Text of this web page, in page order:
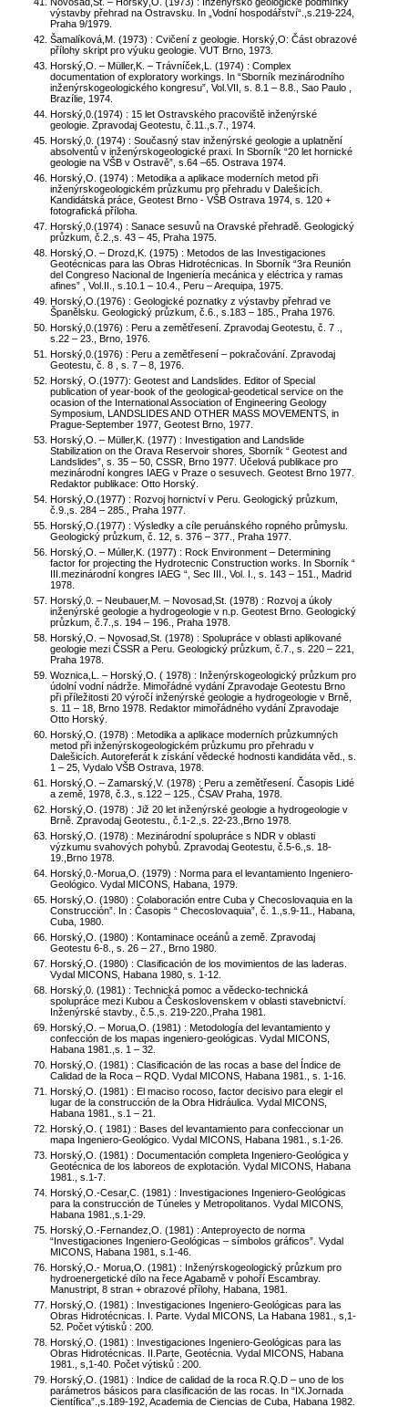
výstavby přehrad na Ostravsku. In „Vodní hospodářství“.,s.219-224,
Praha 9/1979.
Šamalíková,M. (1973) : Cvičení z geologie. Horský,O: Část obrazové
přílohy skript pro výuku geologie. VUT Brno, 1973.
Horský,O. – Müller,K. – Trávníček,L. (1974) : Complex
documentation of exploratory workings. In “Sborník mezinárodního
inženýrskogeologického kongresu”, Vol.VII, s. 8.1 – 8.8., Sao Paulo ,
Brazílie, 1974.
Horský,0.(1974) : 15 let Ostravského pracoviště inženýrské
geologie. Zpravodaj Geotestu, č.11.,s.7., 1974.
Horský,0. (1974) : Současný stav inženýrské geologie a uplatnění
absolventů v inženýrskogeologické praxi. In Sborník “20 let hornické
geologie na VŠB v Ostravě”, s.64 –65. Ostrava 1974.
Horský,O. (1974) : Metodika a aplikace moderních metod při
inženýrskogeologickém průzkumu pro přehradu v Dalešicích.
Kandidátská práce, Geotest Brno - VŠB Ostrava 1974, s. 120 +
fotografická příloha.
Horský,0.(1974) : Sanace sesuvů na Oravské přehradě. Geologický
průzkum, č.2.,s. 43 – 45, Praha 1975.
Horský,O. – Drozd,K. (1975) : Metodos de las Investigaciones
Geotécnicas para las Obras Hidrotécnicas. In Sborník “3ra Reunión
del Congreso Nacional de Ingeniería mecánica y eléctrica y ramas
afines” , Vol.II., s.10.1 – 10.4., Peru – Arequipa, 1975.
Horský,O.(1976) : Geologické poznatky z výstavby přehrad ve
Španělsku. Geologický průzkum, č.6., s.183 – 185., Praha 1976.
Horský,0.(1976) : Peru a zemětřesení. Zpravodaj Geotestu, č. 7 .,
s.22 – 23., Brno, 1976.
Horský,0.(1976) : Peru a zemětřesení – pokračování. Zpravodaj
Geotestu, č. 8 , s. 7 – 8, 1976.
Horský, O.(1977): Geotest and Landslides. Editor of Special
publication of year-book of the geological-geodetical service on the
ocasion of the International Association of Engineering Geology
Symposium, LANDSLIDES AND OTHER MASS MOVEMENTS, in
Prague-September 1977, Geotest Brno, 1977.
Horský,O. – Müller,K. (1977) : Investigation and Landslide
Stabilization on the Orava Reservoir shores. Sborník “ Geotest and
Landslides”, s. 35 – 50, CSSR, Brno 1977. Účelová publikace pro
mezinárodní kongres IAEG v Praze o sesuvech. Geotest Brno 1977.
Redaktor publikace: Otto Horský.
Horský,O.(1977) : Rozvoj hornictví v Peru. Geologický průzkum,
č.9.,s. 284 – 285., Praha 1977.
Horský,O.(1977) : Výsledky a cíle peruánského ropného průmyslu.
Geologický průzkum, č. 12, s. 376 – 377., Praha 1977.
Horský,O. – Múller,K. (1977) : Rock Environment – Determining
factor for projecting the Hydrotecnic Construction works. In Sborník “
III.mezinárodní kongres IAEG “, Sec III., Vol. I., s. 143 – 151., Madrid
1978.
Horský,0. – Neubauer,M. – Novosad,St. (1978) : Rozvoj a úkoly
inženýrské geologie a hydrogeologie v n.p. Geotest Brno. Geologický
průzkum, č.7.,s. 194 – 196., Praha 1978.
Horský,O. – Novosad,St. (1978) : Spolupráce v oblasti aplikované
geologie mezi ČSSR a Peru. Geologický průzkum, č.7., s. 220 – 221,
Praha 1978.
Woznica,L. – Horský,O. ( 1978) : Inženýrskogeologický průzkum pro
údolní vodní nádrže. Mimořádné vydání Zpravodaje Geotestu Brno
při příležitosti 20 výročí inženýrské geologie a hydrogeologie v Brně,
s. 11 – 18, Brno 1978. Redaktor mimořádného vydání Zpravodaje
Otto Horský.
Horský,O. (1978) : Metodika a aplikace moderních průzkumných
metod při inženýrskogeologickém průzkumu pro přehradu v
Dalešicích. Autoreferát k získání vědecké hodnosti kandidáta věd., s.
1 – 25, Vydalo VŠB Ostrava, 1978.
Horský,O. – Zamarský,V. (1978) : Peru a zemětřesení. Časopis Lidé
a země, 1978, č.3., s.122 – 125., ČSAV Praha, 1978.
Horský,O. (1978) : Již 20 let inženýrské geologie a hydrogeologie v
Brně. Zpravodaj Geotestu., č.1-2.,s. 22-23.,Brno 1978.
Horský,O. (1978) : Mezinárodní spolupráce s NDR v oblasti
výzkumu svahových pohybů. Zpravodaj Geotestu, č.5-6.,s. 18-
19.,Brno 1978.
Horský,0.-Morua,O. (1979) : Norma para el levantamiento Ingeniero-
Geológico. Vydal MICONS, Habana, 1979.
Horský,O. (1980) : Colaboración entre Cuba y Checoslovaquia en la
Construcción”. In : Časopis “ Checoslovaquia”, č. 1.,s.9-11., Habana,
Cuba, 1980.
Horský,O. (1980) : Kontaminace oceánů a země. Zpravodaj
Geotestu 6-8., s. 26 – 27., Brno 1980.
Horský,O. (1980) : Clasificación de los movimientos de las laderas.
Vydal MICONS, Habana 1980, s. 1-12.
Horský,0. (1981) : Technická pomoc a vědecko-technická
spolupráce mezi Kubou a Československem v oblasti stavebnictví.
Inženýrské stavby., č.5.,s. 219-220.,Praha 1981.
Horský,O. – Morua,O. (1981) : Metodología del levantamiento y
confección de los mapas ingeniero-geológicas. Vydal MICONS,
Habana 1981.,s. 1 – 32.
Horský,O. (1981) : Clasificación de las rocas a base del Índice de
Calidad de la Roca – RQD. Vydal MICONS, Habana 1981., s. 1-16.
Horský,O. (1981) : El maciso rocoso, factor decisivo para elegir el
lugar de la construcción de la Obra Hidráulica. Vydal MICONS,
Habana 1981., s.1 – 21.
Horský,O. ( 1981) : Bases del levantamiento para confeccionar un
mapa Ingeniero-Geológico. Vydal MICONS, Habana 1981., s.1-26.
Horský,O. (1981) : Documentación completa Ingeniero-Geológica y
Geotécnica de los laboreos de explotación. Vydal MICONS, Habana
1981., s.1-7.
Horský,O.-Cesar,C. (1981) : Investigaciones Ingeniero-Geológicas
para la construcción de Túneles y Metropolitanos. Vydal MICONS,
Habana 1981.,s.1-29.
Horský,O.-Fernandez,O. (1981) : Anteproyecto de norma
“Investigaciones Ingeniero-Geológicas – símbolos gráficos”. Vydal
MICONS, Habana 1981, s.1-46.
Horský,O.- Morua,O. (1981) : Inženýrskogeologický průzkum pro
hydroenergetické dílo na řece Agabamě v pohoří Escambray.
Manustript, 8 stran + obrazové přílohy, Habana, 1981.
Horský,O. (1981) : Investigaciones Ingeniero-Geológicas para las
Obras Hidrotécnicas. I. Parte. Vydal MICONS, La Habana 1981., s,1-
52. Počet výtisků : 200.
Horský,O. (1981) : Investigaciones Ingeniero-Geológicas para las
Obras Hidrotécnicas. II.Parte, Geotécnia. Vydal MICONS, Habana
1981., s,1-40. Počet výtisků : 200.
Horský,O. (1981) : Indice de calidad de la roca R.Q.D – uno de los
parámetros básicos para clasificación de las rocas. In “IX.Jornada
Científica”.,s.189-192, Academia de Ciencias de Cuba, Habana 1982.